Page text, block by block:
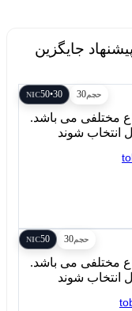
جایگزین
حجم30
30•50
NIC
مختلفی می باشد.
شوند
حجم30
50
NIC
مختلفی می باشد.
شوند